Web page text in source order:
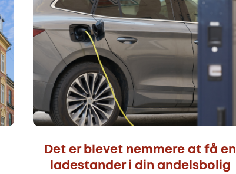
Det er blevet nemmere at få en
ladestander i din andelsbolig